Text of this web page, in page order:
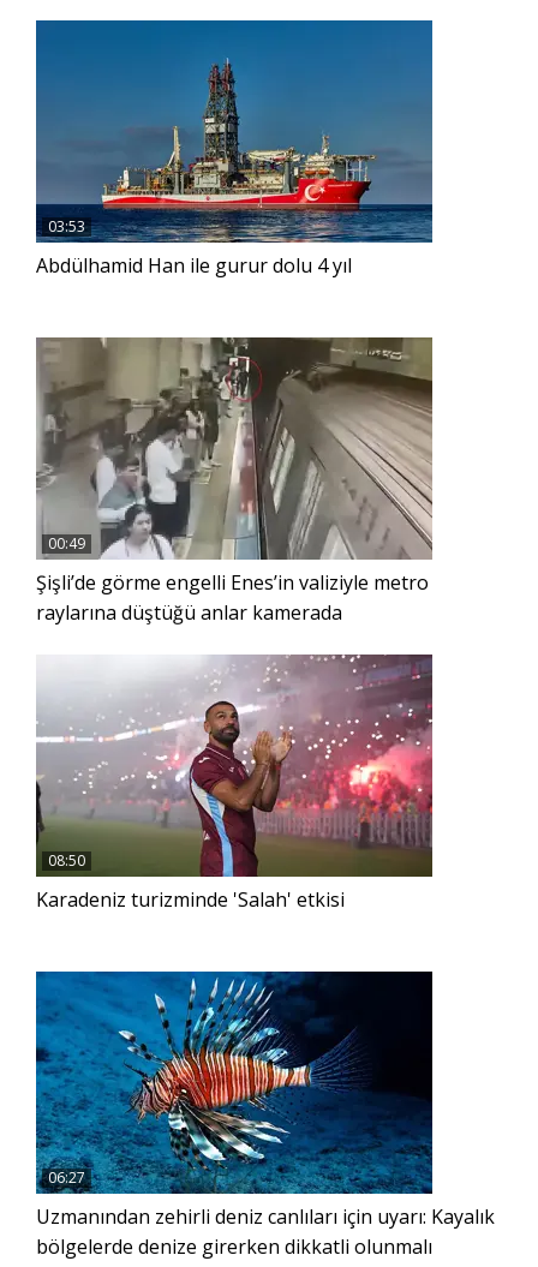
03:53
Abdülhamid Han ile gurur dolu 4 yıl
00:49
Şişli’de görme engelli Enes’in valiziyle metro
raylarına düştüğü anlar kamerada
08:50
Karadeniz turizminde 'Salah' etkisi
06:27
Uzmanından zehirli deniz canlıları için uyarı: Kayalık
bölgelerde denize girerken dikkatli olunmalı